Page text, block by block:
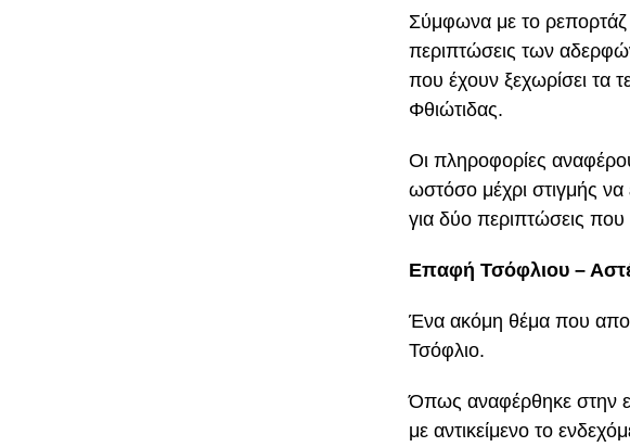
Σύμφωνα με το ρεπορτάζ
περιπτώσεις των
που έχουν ξεχωρίσει τα
Φθιώτιδας.
Οι πληροφορίες
ωστόσο μέχρι στιγμής να
για δύο περιπτώσεις
Επαφή Τσόφλιου –
Ένα ακόμη θέμα που
Τσόφλιο.
Όπως αναφέρθηκε στην
με αντικείμενο το